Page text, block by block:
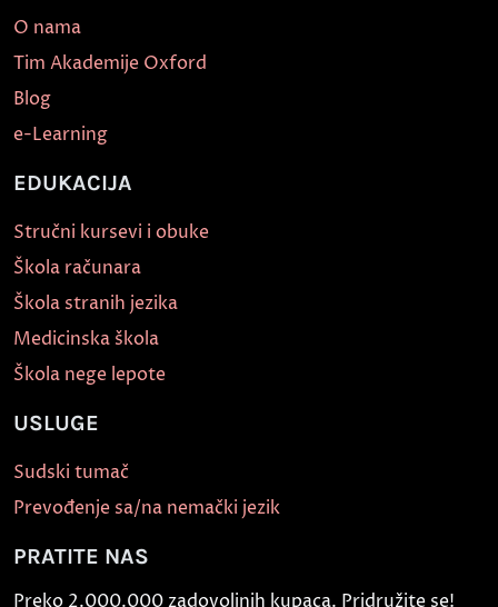
O nama
Tim Akademije Oxford
Blog
e-Learning
EDUKACIJA
Stručni kursevi i obuke
Škola računara
Škola stranih jezika
Medicinska škola
Škola nege lepote
USLUGE
Sudski tumač
Prevođenje sa/na nemački jezik
PRATITE NAS
Preko 2.000.000 zadovoljnih kupaca. Pridružite se!